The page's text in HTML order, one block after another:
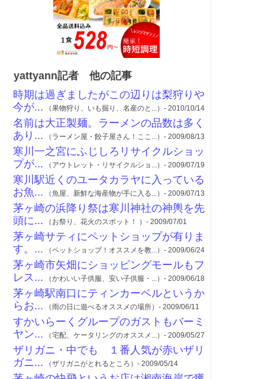
yattyann記者 他の記事
時期は過ぎましたがこの辺りは梨狩りや
今が... （果物狩り、いも掘り、名産のと...）- 2010/10/14
名前は大正製麺。ラーメンの品数は多く
あり... （ラーメン屋・餃子屋さん！ここ...）- 2009/08/13
寒川一之宮にふじしろリサイクルショッ
プが... （アウトレット・リサイクルショ...）- 2009/07/19
寒川駅近くのユータカラヤに入っている
お魚... （魚屋、新鮮な海産物が手に入る...）- 2009/07/13
茅ヶ崎の浜降り祭は寒川神社の神輿を先
頭に... （お祭り、花火のスポット！ ）- 2009/07/01
茅ヶ崎サティにペットショップが有りま
す。... （ペットショップ！オススメを教...）- 2009/06/24
茅ヶ崎市矢畑にショッピングモールもフ
レス... （かわいい子供服、安い子供服・...）- 2009/06/18
茅ヶ崎駅南口にティンカーベルというか
らお... （雨の日に遊べるオススメの場所）- 2009/06/11
すかいらーくグループのガストもバーミ
ヤン... （宅配、ケータリングのオススメ...）- 2009/05/27
ザリガニ・中でも １番人気が赤いザリ
ガニ... （ザリガニがとれるところ）- 2009/05/14